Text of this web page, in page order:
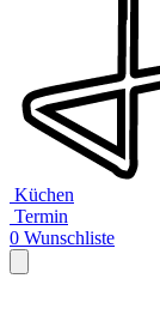
Küchen
Termin
0 Wunschliste